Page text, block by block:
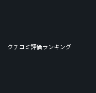
クチコミ評価ランキング